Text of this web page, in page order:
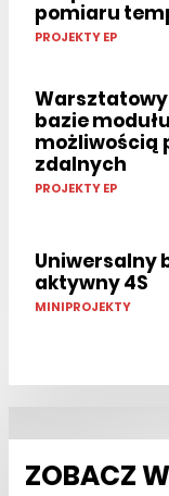
pomiaru
PROJEKTY EP
bazie modułu
możliwością
zdalnych
PROJEKTY EP
Uniwersalny
aktywny 4S
MINIPROJEKTY
ZOBACZ